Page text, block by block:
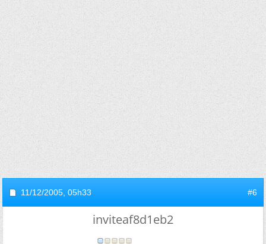
11/12/2005, 05h33 #6
inviteaf8d1eb2